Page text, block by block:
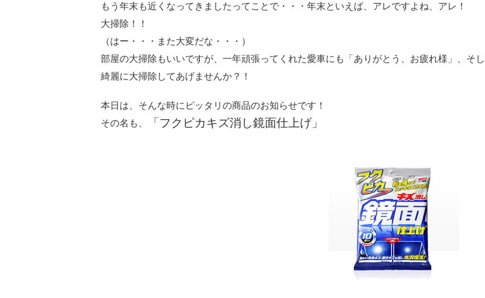
もう年末も近くなってきましたってことで・・・年末といえば、アレですよね、アレ！
大掃除！！
（はー・・・また大変だな・・・）
部屋の大掃除もいいですが、一年頑張ってくれた愛車にも「ありがとう、お疲れ様」、そ
綺麗に大掃除してあげませんか？！
本日は、そんな時にピッタリの商品のお知らせです！
その名も、
「フクピカキズ消し鏡面仕上げ」